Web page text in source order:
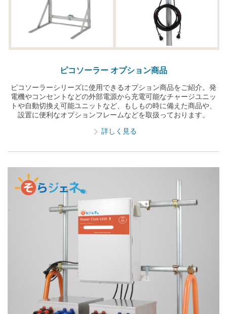
ピコソーラー オプション商品​
ピコソーラーシリーズに使用できるオプション商品をご紹介。​ 発
電機やコンセントなどの外部電源から充電可能なチャージユニッ
トや自動切換え可能ユニットなど、もしもの時に備えた商品や、
設置に便利なオプションフレームなどを取扱っております。​
詳しく見る